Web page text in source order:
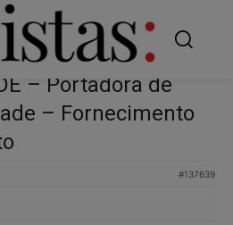
– Portadora de
– Fornecimento
#137639